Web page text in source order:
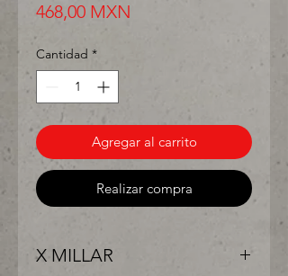
468,00 MXN
Cantidad *
Agregar al carrito
Realizar compra
X MILLAR